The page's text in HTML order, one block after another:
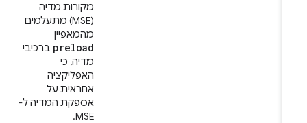
מקורות מדיה
(MSE) מתעלמים
מהמאפיין
preloadברכיבי
מדיה, כי
האפליקציה
אחראית על
אספקת המדיה ל-
MSE.